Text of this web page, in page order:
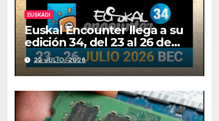
EUSKADI
Euskal Encounter llega a su
edición 34, del 23 al 26 de
julio
22 JULIO, 2026